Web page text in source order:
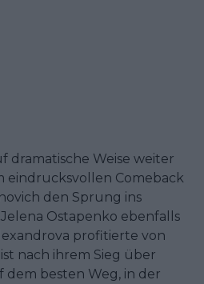
dramatische Weise weiter
eindrucksvollen Comeback
den Sprung ins
Ostapenko ebenfalls
profitierte von
nach ihrem Sieg über
dem besten Weg, in der